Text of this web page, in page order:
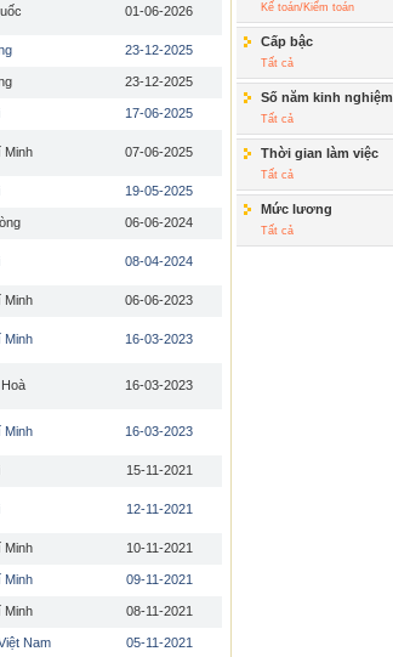
01-06-2026
23-12-2025
23-12-2025
17-06-2025
Minh 07-06-2025
19-05-2025
06-06-2024
08-04-2024
Minh 06-06-2023
Minh 16-03-2023
16-03-2023
Minh 16-03-2023
15-11-2021
12-11-2021
Minh 10-11-2021
Minh 09-11-2021
Minh 08-11-2021
Nam 05-11-2021
Kế toán/Kiểm toán
Cấp bậc
Tất cả
Số năm kinh nghiệm
Tất cả
Thời gian làm việc
Tất cả
Mức lương
Tất cả